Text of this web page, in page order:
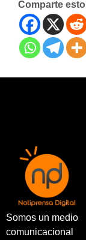
Comparte esto
Somos un medio
comunicacional